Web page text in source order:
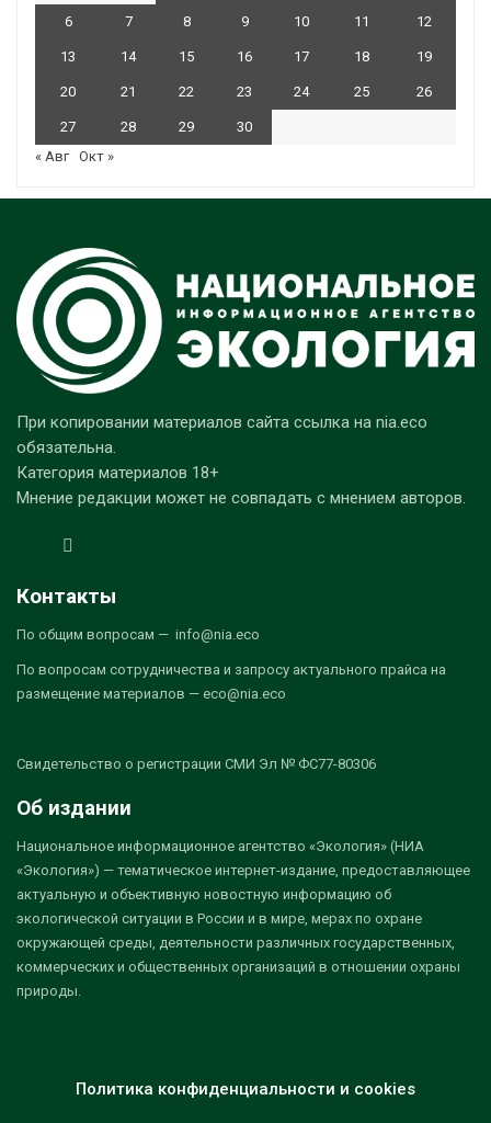
6 7 8 9 10 11 12
13 14 15 16 17 18 19
20 21 22 23 24 25 26
27 28 29
30
« Авг Окт »
При копировании материалов сайта ссылка на nia.eco
обязательна.
Категория материалов 18+
Мнение редакции может не совпадать с мнением авторов.
Контакты
По общим вопросам — info@nia.eco
По вопросам сотрудничества и запросу актуального прайса на
размещение материалов — eco@nia.eco
Свидетельство о регистрации СМИ Эл № ФС77-80306
Об издании
Национальное информационное агентство «Экология» (НИА
«Экология») — тематическое интернет-издание, предоставляющее
актуальную и объективную новостную информацию об
экологической ситуации в России и в мире, мерах по охране
окружающей среды, деятельности различных государственных,
коммерческих и общественных организаций в отношении охраны
природы.
Политика конфиденциальности и cookies